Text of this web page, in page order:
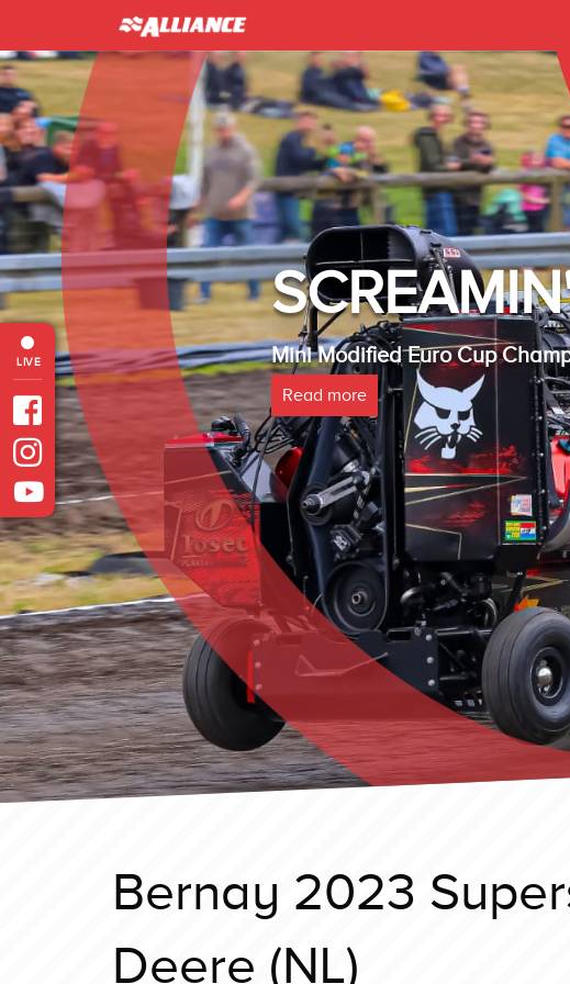
LIVE
INTER -
Heavy Modified Euro Cup
Read more
Bernay 2023
Deere (NL)